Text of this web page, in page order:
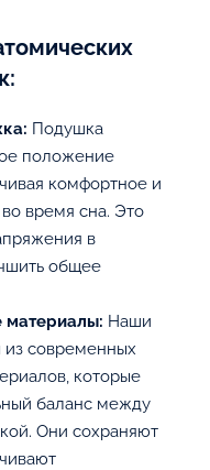
Подушка
положение
комфортное и
время сна. Это
в
общее
материалы: Наши
из современных
которые
баланс между
Они сохраняют